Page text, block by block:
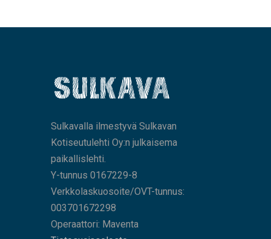
Sulkavalla ilmestyvä Sulkavan
Kotiseutulehti Oy:n julkaisema
paikallislehti.
Y-tunnus 0167229-8
Verkkolaskuosoite/OVT-tunnus:
003701672298
Operaattori: Maventa